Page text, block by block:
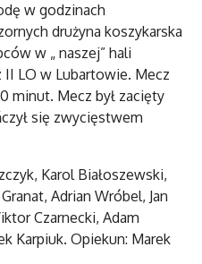
w godzinach
drużyna koszykarska
w „ naszej” hali
II LO w Lubartowie. Mecz
minut. Mecz był zacięty
się zwycięstwem
Karol Białoszewski,
Adrian Wróbel, Jan
Czarnecki, Adam
Karpiuk. Opiekun: Marek